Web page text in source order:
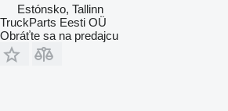
Estónsko, Tallinn
TruckParts Eesti OÜ
Obráťte sa na predajcu